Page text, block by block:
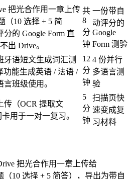
把光合作用一章上传
（10 选择 + 5 简
的 Google Form 直
出 Drive。
共
8
分
钟
一份带自
动评分的
Google
Form 测验
牙语短文生成词汇测
功能生成英语 / 法语 /
班级使用。
12
分
钟
4 份并行
多语言测
验
传（OCR 提取文
用于一对一复习。
5
分
钟
扫描页快
速变成复
习材料
把光合作用一章上传给
（10 选择 + 5 简答），导出为带自